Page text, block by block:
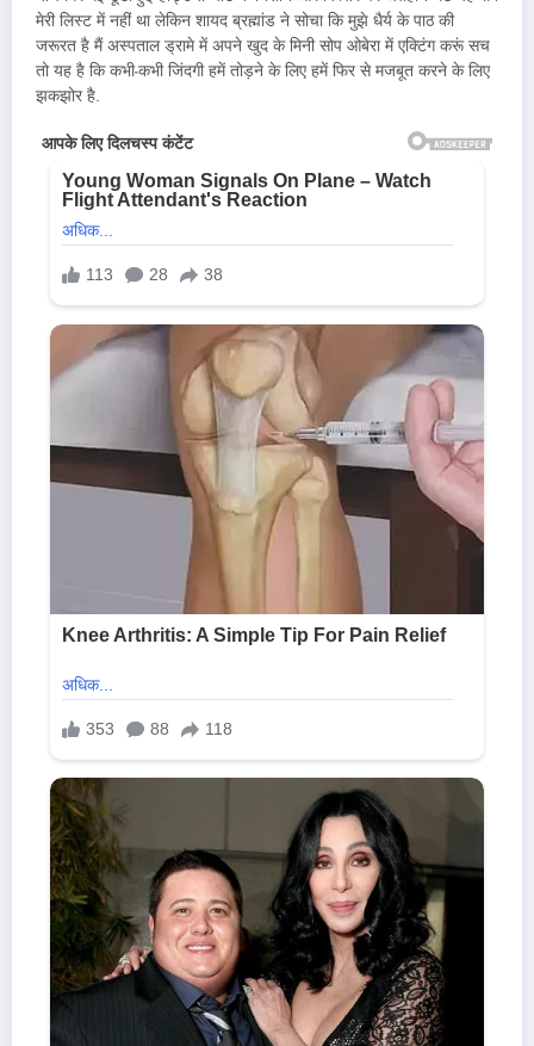
मेरी लिस्ट में नहीं था लेकिन शायद ब्रह्मांड ने सोचा कि मुझे धैर्य के पाठ की
जरूरत है मैं अस्पताल ड्रामे में अपने खुद के मिनी सोप ओबेरा में एक्टिंग करूं सच
तो यह है कि कभी-कभी जिंदगी हमें तोड़ने के लिए हमें फिर से मजबूत करने के लिए
झकझोर है.